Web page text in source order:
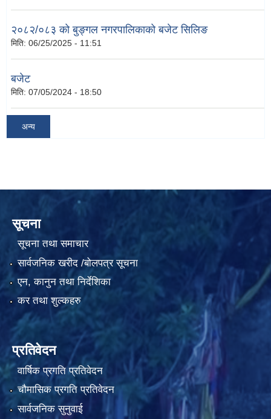
२०८२/०८३ को बुङ्गल नगरपालिकाको बजेट सिलिङ
मिति: 06/25/2025 - 11:51
बजेट
मिति: 07/05/2024 - 18:50
अन्य
सूचना
सूचना तथा समाचार
सार्वजनिक खरीद /बोलपत्र सूचना
एन, कानुन तथा निर्देशिका
कर तथा शुल्कहरु
प्रतिवेदन
वार्षिक प्रगति प्रतिवेदन
चौमासिक प्रगति प्रतिवेदन
सार्वजनिक सुनुवाई